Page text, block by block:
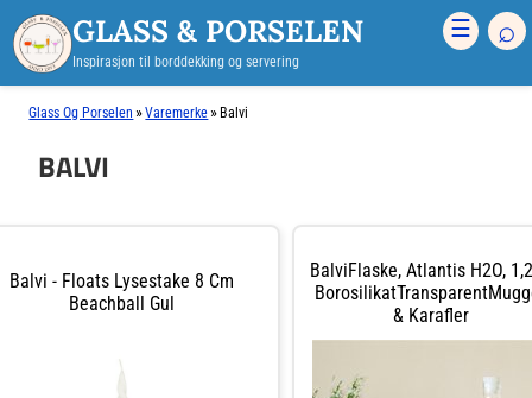
GLASS & PORSELEN
Inspirasjon til borddekking og servering
☰ ⌕
Glass Og Porselen »Varemerke » Balvi
BALVI
Balvi - Floats Lysestake 8 Cm
Beachball Gul
BalviFlaske, Atlantis H2O,
& Karafler